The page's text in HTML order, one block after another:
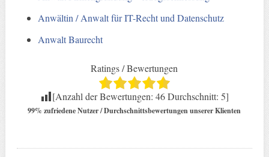
Anwältin / Anwalt für IT-Recht und Datenschutz
Anwalt Baurecht
Ratings / Bewertungen
[Anzahl der Bewertungen: 46Durchschnitt: 5]
99% zufriedene Nutzer / Durchschnittsbewertungen unserer Klienten